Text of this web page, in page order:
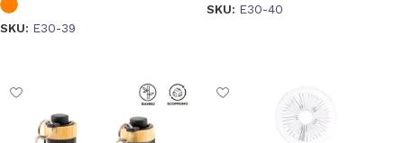
SKU: E30-39
SKU: E30-40